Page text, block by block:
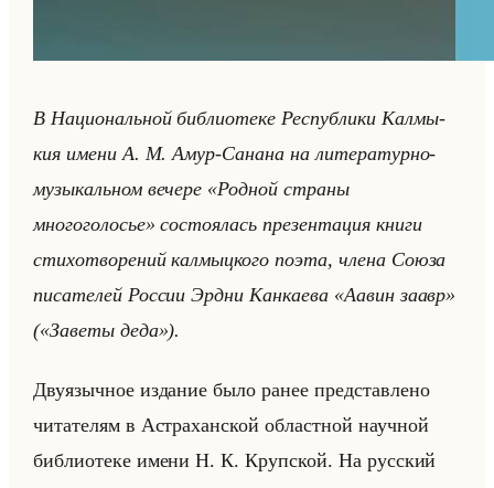
В На­ци­ональной биб­лио­те­ке Рес­пуб­ли­ки Кал­мы­
кия имени А. М. Амур-Са­на­на на ли­те­ра­тур­но-
му­зы­кальном ве­че­ре «Родной страны
многоголосье» со­сто­ялась пре­зен­та­ция книги
сти­хо­тво­ре­ний кал­мыц­ко­го поэта, члена Союза
пи­са­те­лей Рос­сии Эрдни Кан­ка­ева «Аавин заавр»
(«Заветы деда»).
Дву­языч­ное из­да­ние было ранее пред­став­ле­но
чи­та­те­лям в Аст­ра­хан­ской об­ласт­ной на­уч­ной
биб­лио­те­ке имени Н. К. Круп­ской. На рус­ский